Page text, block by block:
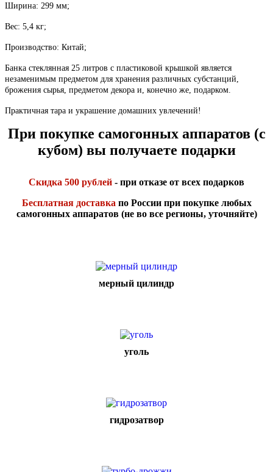
Ширина: 299 мм;
Вес: 5,4 кг;
Производство: Китай;
Банка стеклянная 25 литров с пластиковой крышкой является
незаменимым предметом для хранения различных субстанций,
брожения сырья, предметом декора и, конечно же, подарком.
Практичная тара и украшение домашних увлечений!
При покупке самогонных аппаратов (с
кубом) вы получаете подарки
Скидка 500 рублей - при отказе от всех подарков
Бесплатная доставка по России при покупке любых
самогонных аппаратов (не во все регионы, уточняйте)
мерный цилиндр
уголь
гидрозатвор